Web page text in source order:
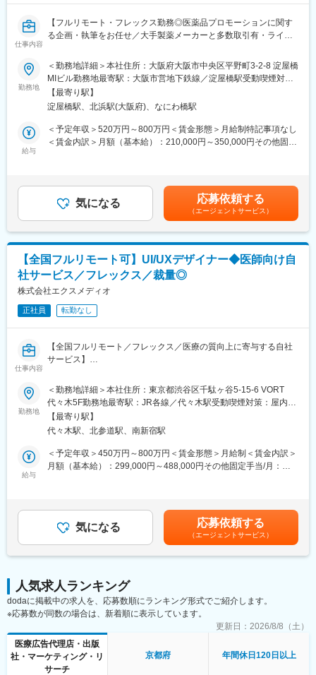
方の歯の悩みを解決したいとブランドを育ててきた結果、既に10
万人以上の患者様が笑顔になるお手伝いをしてきました。
2022年6月にマーケティングに特化した子会社である
SheepMedical Technologies株式会社を設立、また同年9月にはク
設立し、キレイライン矯正だけにとどまらず幅広い歯科の領域で
患者様を笑顔にするサービスを展開しております。
変更の範囲：会社の定める業務
仕事内容
【フルリモート・フレックス勤務◎医薬品プロモーションに関す
る企画・執筆をお任せ／大手製薬メーカーと多数取引有・ライタ
【はじめに】
本求人はメディカルライターの募集です。医薬品に関する資料
（パンフレットや冊子など）の企画～制作までをお任せします。
※薬効・薬理作用・成分解説などが書かれた製品情報などのプロモ
ーションです。
■原稿作成に必要な情報収集：
医学文献検索、お医者様や患者様へのインタビュー、座談会開
催、学会取材などから情報を収集いただきます。
やすく、科学的に正しく作成いただきます。
【取り扱い製品例】
■医療用医薬品の製品情報概要
■効果効能や臨床試験等のパンフレット
■座談会等の記録集
■MRの研修テキスト
■患者向け説明冊子
■Webサイトをはじめとする各種デジタル資材等
企画制作部は20名程度の部署になります。チーム体制で業務を行
っており、1チームにつき5～7名で構成さています。製薬企業か
ら転職してきた方が多くいらっしゃり、経験・知識豊富なスタッ
フが揃っています。
【キャリアパス】
ゆくゆくは販促資材の企画立案もお任せしたいと考えています。
【弊社の特徴】
■ライター所属数は業界1位：
制作物・クオリティには定評があります。未経験から育て上げる
文化もある一方で、プロ集団として日々サービスクオリティの向
上に努めています。
■グループ会社（医療系出版社）の創刊数も業界1位：
グループ会社であるメディカルレビュー社は業界内でトップの自
社創刊数を誇っており、そのグループ会社である同社はその創刊
数の多さを支えています。
勤務地
＜勤務地詳細＞本社住所：大阪府大阪市中央区平野町3-2-8 淀屋橋
MIビル勤務地最寄駅：大阪市営地下鉄線／淀屋橋駅受動喫煙対
策：屋内全面禁煙変更の範囲：会社の定める事業所（リモートワ
ーク含む）
【最寄り駅】
淀屋橋駅、北浜駅(大阪府)、なにわ橋駅
給与
＜予定年収＞520万円～800万円＜賃金形態＞月給制特記事項なし
＜賃金内訳＞月額（基本給）：210,000円～350,000円その他固定
昇給：有（年4回人事考課がありますが、原則評価が下がることは
ありません）賃金はあくまでも目安の金額であり、選考を通じて
上下する可能性があります。月給(月額)は固定手当を含めた表記で
す。
気になる 応募依頼する
（エージェントサービス）
【全国フルリモート可】UI/UXデザイナー◆医師向け自
社サービス／フレックス／裁量◎
株式会社エクスメディオ
正社員 転勤なし
仕事内容
【全国フルリモート／フレックス／医療の質向上に寄与する自社
サービス】
医師専用Webサービス・アプリを運営する当社にて、「ヒポク
ラ」のUI/UXデザイナーをお任せします。
■業務内容：
医師という専門性の高いユーザーに向き合い、プロダクト・マー
ケティング・ブランディングまで横断的に関わることができま
す。PM・開発ディレクター・エンジニアと連携しながら、UI/UX
っていただきたいと考えています。
・HTMLメールや広告バナー・SNS画像などWEBマーケティング
に必要なデザイン
・学会で配るチラシやリーフレット・会員獲得のためのダイレク
■働き方
残業時間は10～20時間程とワークライフバランスを整えやすい環
勤務地
＜勤務地詳細＞本社住所：東京都渋谷区千駄ヶ谷5-15-6 VORT
代々木5F勤務地最寄駅：JR各線／代々木駅受動喫煙対策：屋内全
面禁煙変更の範囲：会社の定める事業所（リモートワーク含む）
【最寄り駅】
代々木駅、北参道駅、南新宿駅
給与
＜予定年収＞450万円～800万円＜賃金形態＞月給制＜賃金内訳＞
月額（基本給）：299,000円～488,000円その他固定手当/月：
残業手当＞有＜給与補足＞■上記「その他固定手当」：在宅勤務手
当賃金はあくまでも目安の金額であり、選考を通じて上下する可
能性があります。月給(月額)は固定手当を含めた表記です。
気になる 応募依頼する
（エージェントサービス）
人気求人ランキング
dodaに掲載中の求人を、応募数順にランキング形式でご紹介します。
※応募数が同数の場合は、新着順に表示しています。
更新日： 2026/8/8（土）
医療広告代理店・出版
社・マーケティング・リ
サーチ
京都府 年間休日120日以上